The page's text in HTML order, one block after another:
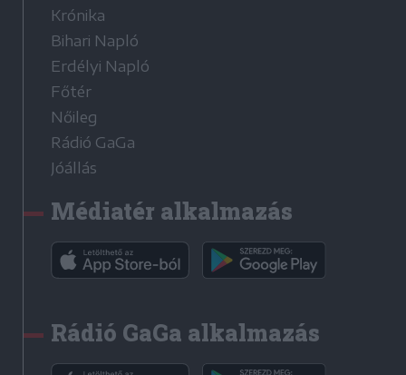
Krónika
Bihari Napló
Erdélyi Napló
Főtér
Nőileg
Rádió GaGa
Jóállás
Médiatér alkalmazás
Rádió GaGa alkalmazás